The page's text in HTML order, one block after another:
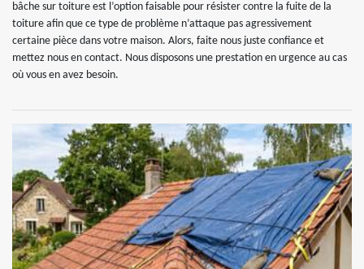
bâche sur toiture est l’option faisable pour résister contre la fuite de la
toiture afin que ce type de problème n’attaque pas agressivement
certaine pièce dans votre maison. Alors, faite nous juste confiance et
mettez nous en contact. Nous disposons une prestation en urgence au cas
où vous en avez besoin.